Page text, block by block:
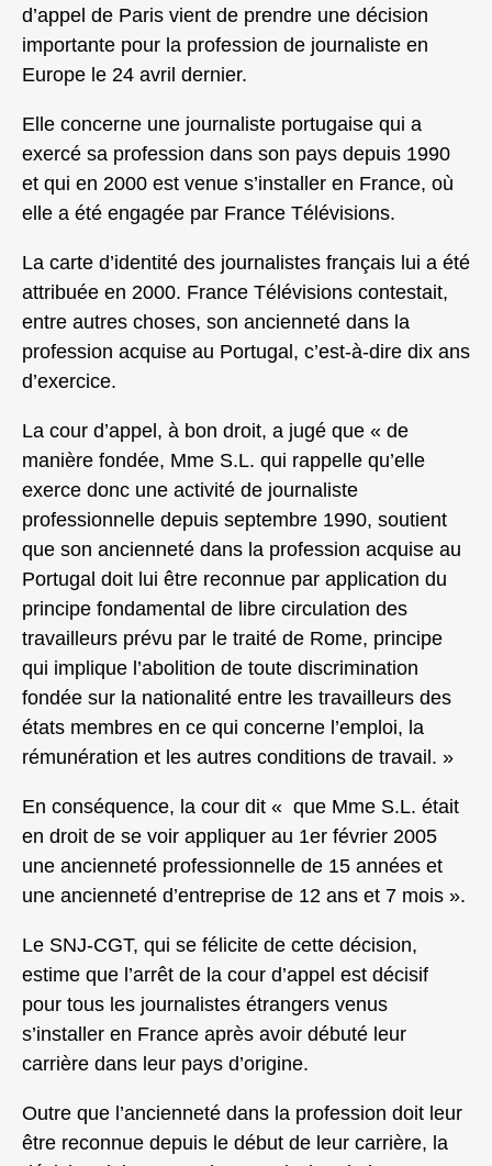
d’appel de Paris vient de prendre une décision
importante pour la profession de journaliste en
Europe le 24 avril dernier.
Elle concerne une journaliste portugaise qui a
exercé sa profession dans son pays depuis 1990
et qui en 2000 est venue s’installer en France, où
elle a été engagée par France Télévisions.
La carte d’identité des journalistes français lui a été
attribuée en 2000. France Télévisions contestait,
entre autres choses, son ancienneté dans la
profession acquise au Portugal, c’est-à-dire dix ans
d’exercice.
La cour d’appel, à bon droit, a jugé que « de
manière fondée, Mme S.L. qui rappelle qu’elle
exerce donc une activité de journaliste
professionnelle depuis septembre 1990, soutient
que son ancienneté dans la profession acquise au
Portugal doit lui être reconnue par application du
principe fondamental de libre circulation des
travailleurs prévu par le traité de Rome, principe
qui implique l’abolition de toute discrimination
fondée sur la nationalité entre les travailleurs des
états membres en ce qui concerne l’emploi, la
rémunération et les autres conditions de travail. »
En conséquence, la cour dit « que Mme S.L. était
en droit de se voir appliquer au 1er février 2005
une ancienneté professionnelle de 15 années et
une ancienneté d’entreprise de 12 ans et 7 mois ».
Le SNJ-CGT, qui se félicite de cette décision,
estime que l’arrêt de la cour d’appel est décisif
pour tous les journalistes étrangers venus
s’installer en France après avoir débuté leur
carrière dans leur pays d’origine.
Outre que l’ancienneté dans la profession doit leur
être reconnue depuis le début de leur carrière, la